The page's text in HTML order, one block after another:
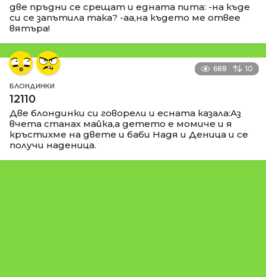
две пръдни се срещат и едната пита: -на къде
си се запътила така? -аа,на където ме отвее
вятъра!
688 10
БЛОНДИНКИ
12110
Две блондинки си говорели и есната казала:Аз
вчета станах майка,а детето е момиче и я
кръстихме на двете и баби Надя и Деница и се
получи наденица.